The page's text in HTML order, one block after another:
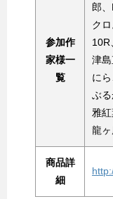
参加作
家様一
覧
郎
ク
10R
津島
に
ぶ
雅
龍ヶ
商品詳
細